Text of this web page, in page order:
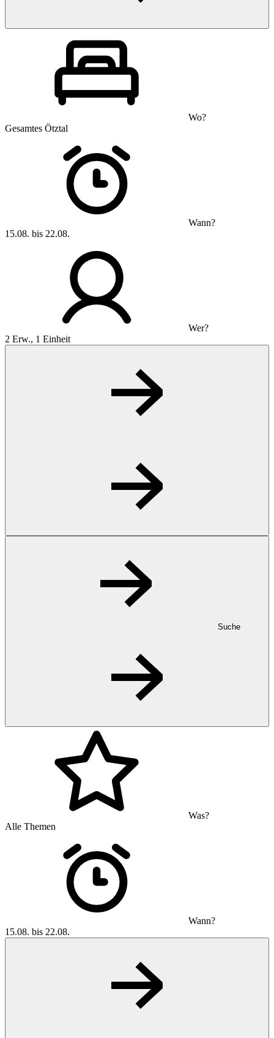
Wo?
Gesamtes Ötztal
Wann?
15.08. bis 22.08.
Wer?
2 Erw., 1 Einheit
Suche
Was?
Alle Themen
Wann?
15.08. bis 22.08.